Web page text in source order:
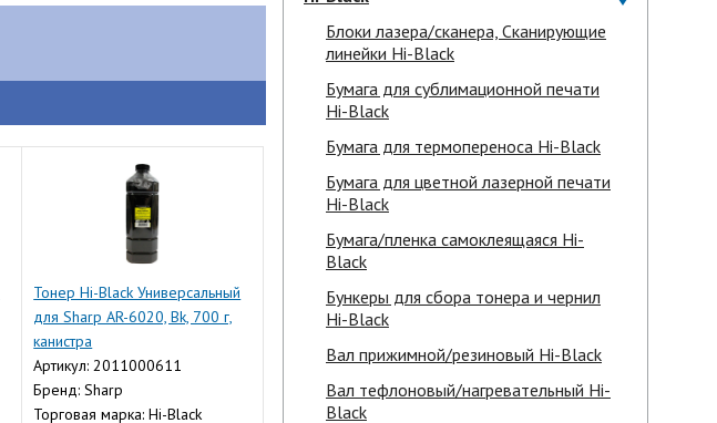
Тонер Hi-Black Универсальный
для Sharp AR-6020, Bk, 700 г,
канистра
Артикул: 2011000611
Бренд: Sharp
Торговая марка: Hi-Black
Блоки лазера/сканера, Сканирующие
линейки Hi-Black
Бумага для сублимационной печати
Hi-Black
Бумага для термопереноса Hi-Black
Бумага для цветной лазерной печати
Hi-Black
Бумага/пленка самоклеящаяся Hi-
Black
Бункеры для сбора тонера и чернил
Hi-Black
Вал прижимной/резиновый Hi-Black
Вал тефлоновый/нагревательный Hi-
Black